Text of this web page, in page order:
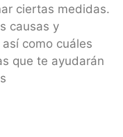
ciertas medidas.
causas y
como cuáles
que te ayudarán